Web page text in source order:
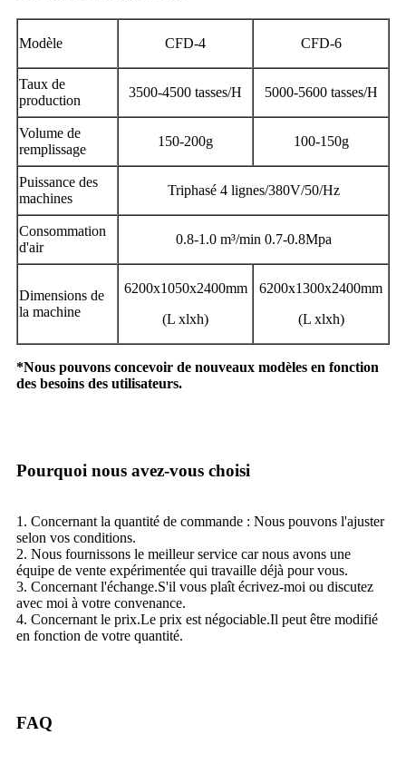
Modèle CFD-4 CFD-6
Taux de
production
3500-4500 tasses/H 5000-5600 tasses/H
Volume de
remplissage
150-200g 100-150g
Puissance des
machines
Triphasé 4 lignes/380V/50/Hz
Consommation
d'air
0.8-1.0 m³/min 0.7-0.8Mpa
Dimensions de
la machine
6200x1050x2400mm
(L xlxh)
6200x1300x2400mm
(L xlxh)
*Nous pouvons concevoir de nouveaux modèles en fonction
des besoins des utilisateurs.
Pourquoi nous avez-vous choisi
1. Concernant la quantité de commande : Nous pouvons l'ajuster
selon vos conditions.
2. Nous fournissons le meilleur service car nous avons une
équipe de vente expérimentée qui travaille déjà pour vous.
3. Concernant l'échange.S'il vous plaît écrivez-moi ou discutez
avec moi à votre convenance.
4. Concernant le prix.Le prix est négociable.Il peut être modifié
en fonction de votre quantité.
FAQ